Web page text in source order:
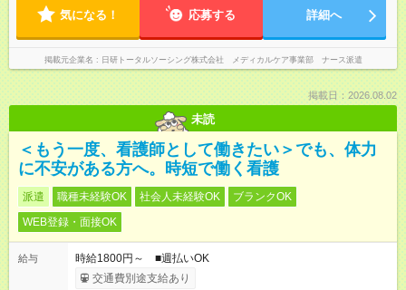
気になる！ 応募する 詳細へ
掲載元企業名 日研トータルソーシング株式会社 メディカルケア事業部 ナース派遣
掲載日：2026.08.02
未読
＜もう一度、看護師として働きたい＞でも、体力
に不安がある方へ。時短で働く看護
派遣 職種未経験OK 社会人未経験OK
ブランクOK
WEB登録・面接OK
給与
時給1800円～ ■週払いOK
交通費別途支給あり